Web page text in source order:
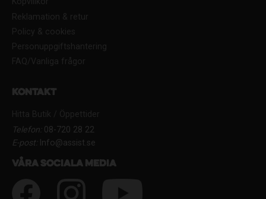
Reklamation & retur
Policy & cookies
Personuppgiftshantering
FAQ/Vanliga frågor
Kontakt
Hitta Butik / Öppettider
Telefon:08-720 28 22
E-post:Info@assist.se
Våra sociala media